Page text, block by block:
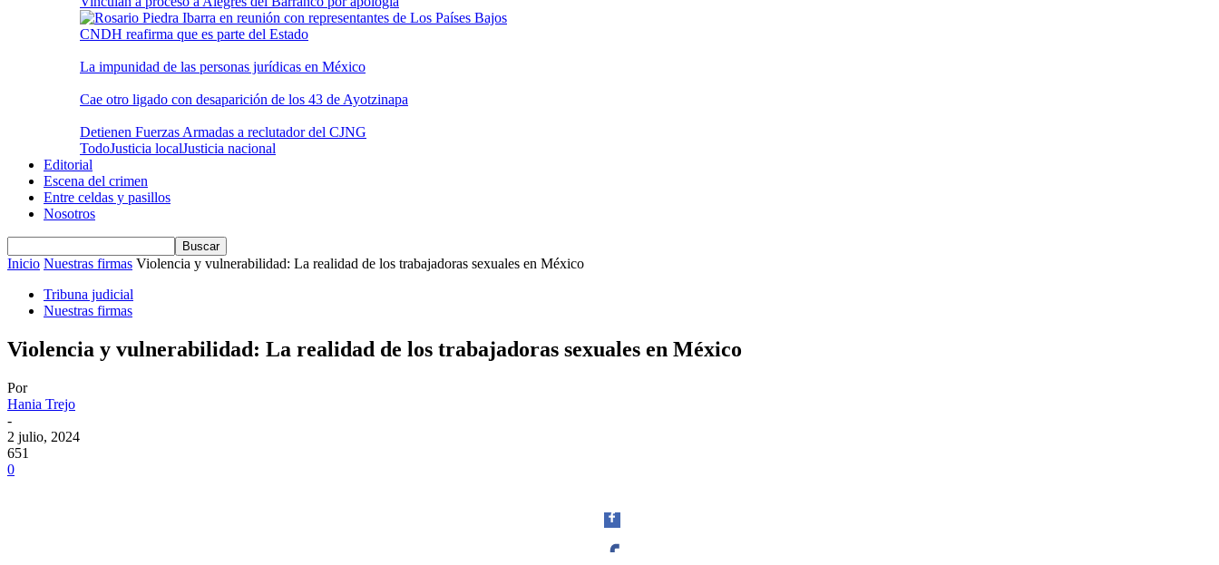
CNDH reafirma que es parte del Estado
La impunidad de las personas jurídicas en México
Cae otro ligado con desaparición de los 43 de Ayotzinapa
Detienen Fuerzas Armadas a reclutador del CJNG
TodoJusticia localJusticia nacional
Editorial
Escena del crimen
Entre celdas y pasillos
Nosotros
Inicio Nuestras firmas Violencia y vulnerabilidad: La realidad de los trabajadoras sexuales en México
Tribuna judicial
Nuestras firmas
Violencia y vulnerabilidad: La realidad de los trabajadoras sexuales en México
Por
Hania Trejo
-
2 julio, 2024
651
0